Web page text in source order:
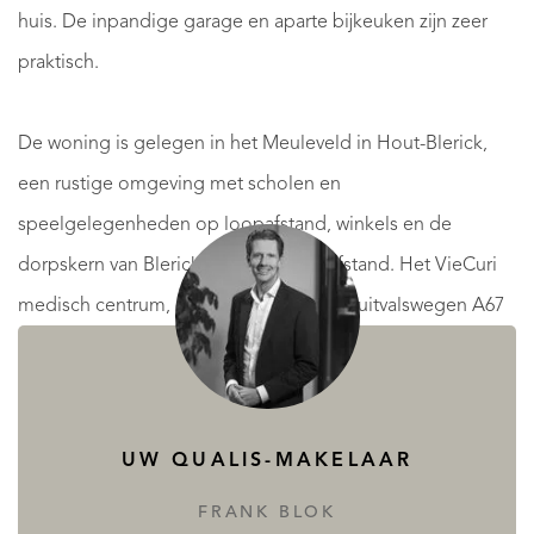
huis. De inpandige garage en aparte bijkeuken zijn zeer
praktisch.
De woning is gelegen in het Meuleveld in Hout-Blerick,
een rustige omgeving met scholen en
speelgelegenheden op loopafstand, winkels en de
dorpskern van Blerick liggen op fietsafstand. Het VieCuri
medisch centrum, centrum Venlo en de uitvalswegen A67
en A73 liggen op enkele minuten rijden.
De eerste en tweede verdieping in het souterrain zijn
bereikbaar vanuit de woonkamer, met vijf ruimtes, waarvan
UW QUALIS-MAKELAAR
FRANK BLOK